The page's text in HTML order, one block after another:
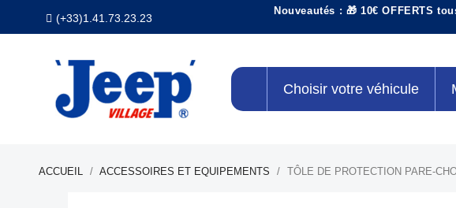
(+33)1.41.73.23.23
Nouveautés : 🎁 10€ OFFERTS
Choisir votre véhicule
ACCUEIL ACCESSOIRES ET EQUIPEMENTS TÔLE DE PROTECTION PARE-